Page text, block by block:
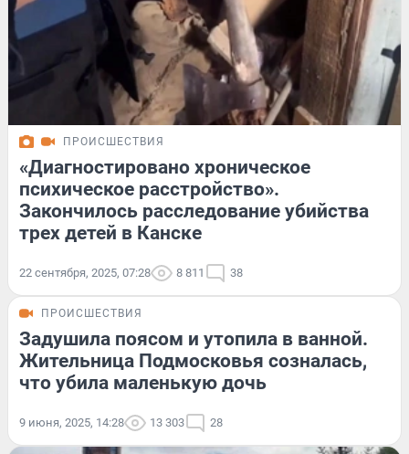
ПРОИСШЕСТВИЯ
«Диагностировано хроническое
психическое расстройство».
Закончилось расследование убийства
трех детей в Канске
22 сентября, 2025, 07:28 8 811 38
ПРОИСШЕСТВИЯ
Задушила поясом и утопила в ванной.
Жительница Подмосковья созналась,
что убила маленькую дочь
9 июня, 2025, 14:28 13 303 28